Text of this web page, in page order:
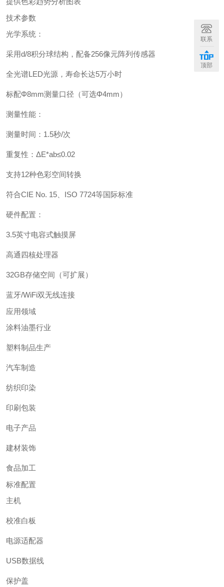
技术参数
光学系统：
采用d/8积分球结构，配备256像元阵列传感器
全光谱LED光源，寿命长达5万小时
标配Φ8mm测量口径（可选Φ4mm）
测量性能：
测量时间：1.5秒/次
重复性：ΔE*ab≤0.02
支持12种色彩空间转换
符合CIE No. 15、ISO 7724等国际标准
硬件配置：
3.5英寸电容式触摸屏
高通四核处理器
32GB存储空间（可扩展）
蓝牙/WiFi双无线连接
应用领域
涂料油墨行业
塑料制品生产
汽车制造
纺织印染
印刷包装
电子产品
建材装饰
食品加工
标准配置
主机
校准白板
电源适配器
USB数据线
保护盖
联系
顶部